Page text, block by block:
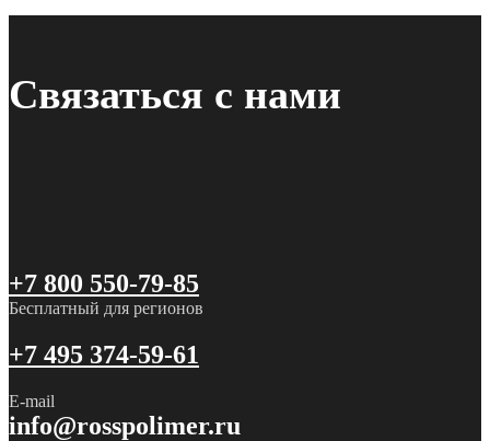
Связаться с нами
+7 800 550-79-85
Бесплатный для регионов
+7 495 374-59-61
E-mail
info@rosspolimer.ru